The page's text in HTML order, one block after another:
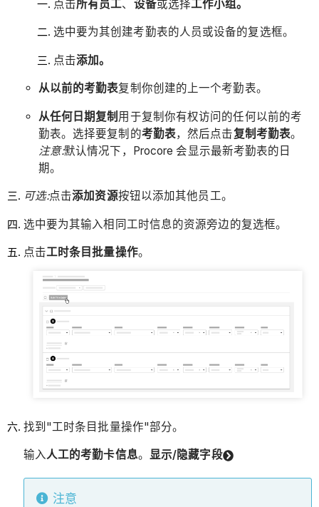
点击所有员工、 设备或选择工作小组。
选中要为其创建考勤表的人员或设备的复选框。
点击添加。
从以前的考勤表复制你创建的上一个考勤表。
从任何日期复制 用于复制你有权访问的任何以前的考
勤表。选择要复制的考勤表，然后点击复制考勤表。
注意:默认情况下，Procore 会显示最新考勤表的日
期。
可选:点击添加资源按钮以添加其他员工。
选中要为其输入相同工时信息的资源旁边的复选框。
点击工时条目批量操作。
找到"工时条目批量操作"部分。
输入人工的考勤卡信息。 显示/隐藏字段
注意